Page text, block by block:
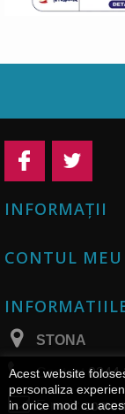
INFORMAŢII
CONTUL MEU
STONA
Contact 0344
E-mail:
Acest website
personaliza
in orice mod cu